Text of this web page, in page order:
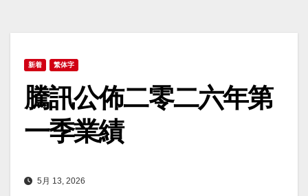
新着 繁体字
騰訊公佈二零二六年第
一季業績
5月 13, 2026